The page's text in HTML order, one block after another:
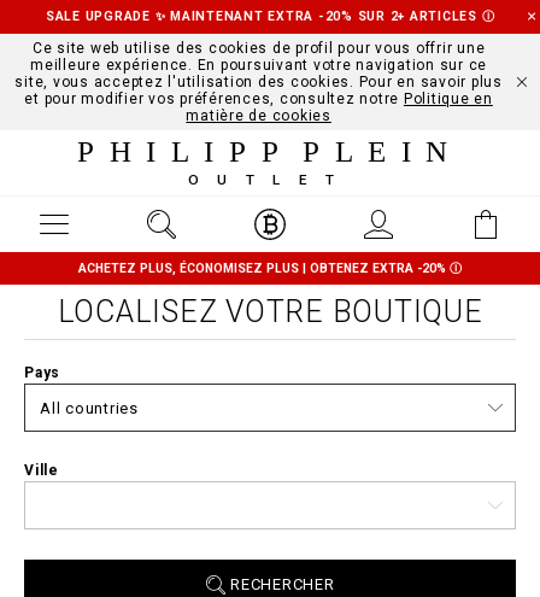
SALE UPGRADE ✨ MAINTENANT EXTRA -20% SUR 2+ ARTICLES Ⓘ
Ce site web utilise des cookies de profil pour vous offrir une
meilleure expérience. En poursuivant votre navigation sur ce
site, vous acceptez l'utilisation des cookies. Pour en savoir plus
et pour modifier vos préférences, consultez notre Politique en
matière de cookies
PHILIPP PLEIN
OUTLET
ACHETEZ PLUS, ÉCONOMISEZ PLUS | OBTENEZ EXTRA -20% Ⓘ
LOCALISEZ VOTRE BOUTIQUE
Pays
Ville
RECHERCHER